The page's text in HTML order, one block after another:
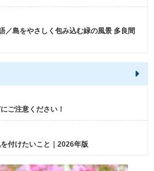
／島をやさしく包み込む緑の風景 多良間
ご注意ください！
付けたいこと｜2026年版